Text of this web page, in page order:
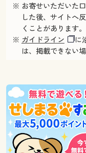
※ お寄せいただいた口
した後、サイトへ
くことがあります。
※ ガイドライン
に
は、掲載できない